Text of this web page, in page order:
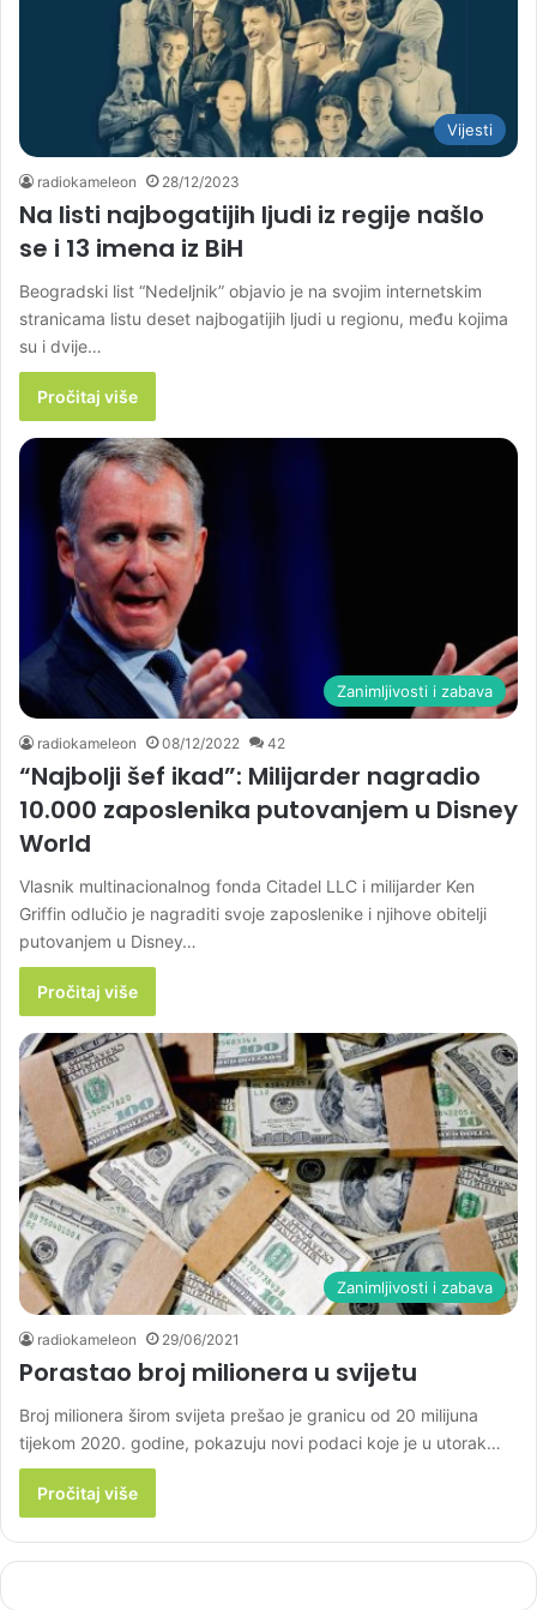
Vijesti
radiokameleon 28/12/2023
Na listi najbogatijih ljudi iz regije našlo
se i 13 imena iz BiH
Beogradski list “Nedeljnik” objavio je na svojim internetskim
stranicama listu deset najbogatijih ljudi u regionu, među kojima
su i dvije…
Pročitaj više
Zanimljivosti i zabava
radiokameleon 08/12/2022 42
“Najbolji šef ikad”: Milijarder nagradio
10.000 zaposlenika putovanjem u Disney
World
Vlasnik multinacionalnog fonda Citadel LLC i milijarder Ken
Griffin odlučio je nagraditi svoje zaposlenike i njihove obitelji
putovanjem u Disney…
Pročitaj više
Zanimljivosti i zabava
radiokameleon 29/06/2021
Porastao broj milionera u svijetu
Broj milionera širom svijeta prešao je granicu od 20 milijuna
tijekom 2020. godine, pokazuju novi podaci koje je u utorak…
Pročitaj više